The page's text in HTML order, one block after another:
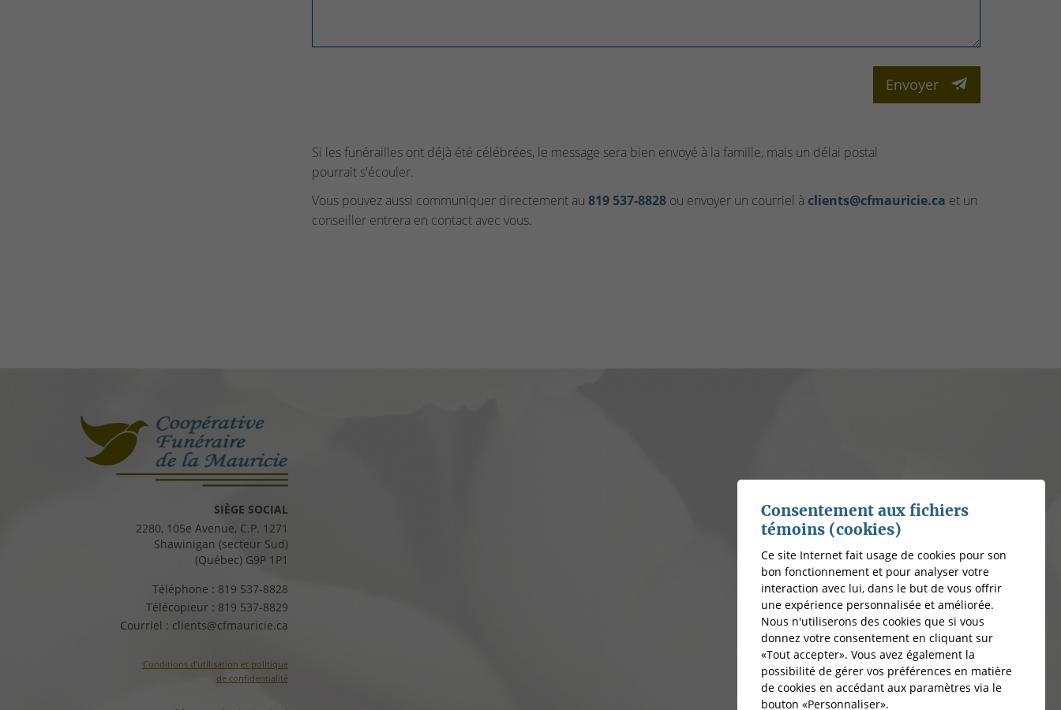
Envoyer
Si les funérailles ont déjà été célébrées, le message sera bien envoyé à la famille, mais un délai postal
pourrait s'écouler.
Vous pouvez aussi communiquer directement au 819 537‑8828ou envoyer un courriel à clients@cfmauricie.ca et un
conseiller entrera en contact avec vous.
SIÈGE SOCIAL
2280, 105e Avenue, C.P. 1271
Shawinigan (secteur Sud)
(Québec) G9P 1P1
Téléphone : 819 537-8828
Télécopieur : 819 537-8829
Courriel : clients@cfmauricie.ca
Conditions d’utilisation et politique
de confidentialité
Consentement aux fichiers
témoins (cookies)
Ce site Internet fait usage de cookies pour son
bon fonctionnement et pour analyser votre
interaction avec lui, dans le but de vous offrir
une expérience personnalisée et améliorée.
Nous n'utiliserons des cookies que si vous
donnez votre consentement en cliquant sur
«Tout accepter». Vous avez également la
possibilité de gérer vos préférences en matière
de cookies en accédant aux paramètres via le
bouton «Personnaliser».